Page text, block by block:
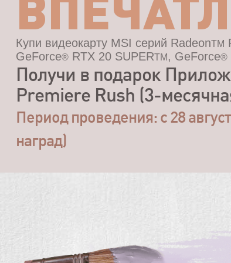
Купи видеокарту MSI серий RadeonTM
GeForce®RTX 20 SUPERTM , GeForce®
Получи в подарок
Premiere Rush (3-
Период проведения: с 28
наград)